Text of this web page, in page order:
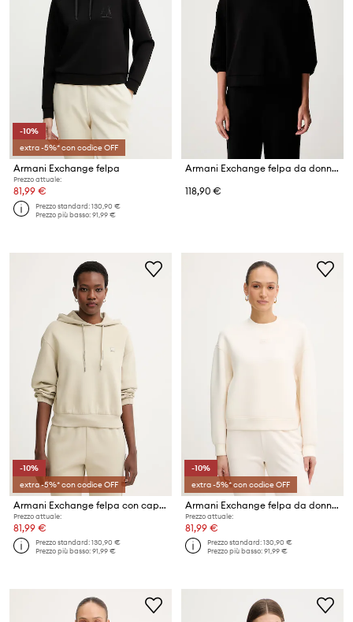
-10%
extra -5%* con codice OFF
Armani Exchange felpa
Prezzo attuale:
81,99 €
Prezzo standard:130,90 €
Prezzo più basso:91,99 €
Armani Exchange felpa da donna
118,90 €
-10%
extra -5%* con codice OFF
Armani Exchange felpa con cappuccio da donna in cotone
Prezzo attuale:
81,99 €
Prezzo standard:130,90 €
Prezzo più basso:91,99 €
-10%
extra -5%* con codice OFF
Armani Exchange felpa da donna
Prezzo attuale:
81,99 €
Prezzo standard:130,90 €
Prezzo più basso:91,99 €